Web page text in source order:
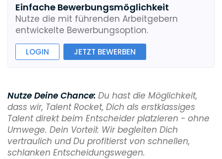
Einfache Bewerbungsmöglichkeit
Nutze die mit führenden Arbeitgebern
entwickelte Bewerbungsoption.
LOGIN JETZT BEWERBEN
Nutze Deine Chance: Du hast die Möglichkeit,
dass wir, Talent Rocket, Dich als erstklassiges
Talent direkt beim Entscheider platzieren - ohne
Umwege. Dein Vorteil: Wir begleiten Dich
vertraulich und Du profitierst von schnellen,
schlanken Entscheidungswegen.